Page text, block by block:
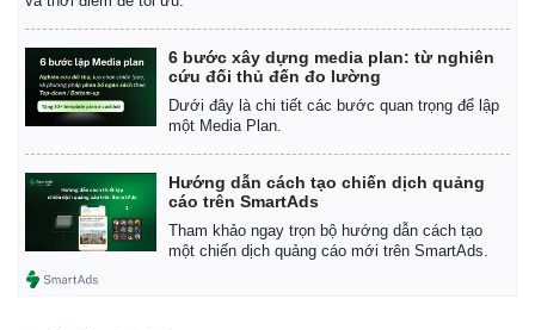
Quan sát
Cuộc sống đó đây
Hồ sơ
Video
Ảnh
E-Magazine
Infographic
6 bước xây dựng media plan: từ nghiên
cứu đối thủ đến đo lường
Dưới đây là chi tiết các bước quan trọng để lập
một Media Plan.
Hướng dẫn cách tạo chiến dịch quảng
cáo trên SmartAds
Tham khảo ngay trọn bộ hướng dẫn cách tạo
một chiến dịch quảng cáo mới trên SmartAds.